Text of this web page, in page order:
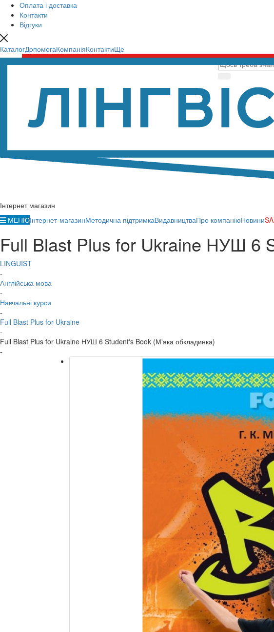
Оплата і доставка
Контакти
Відгуки
КаталогДопомогаКомпаніяКонтактиЩе
Інтернет магазин
МЕНЮІнтернет-магазинМетодична підтримкаВидавництваПро компаніюНовини
Full Blast Plus for Ukraine НУШ 6
LINGUIST
-
Англійська мова
-
Навчальні курси
-
Full Blast Plus for Ukraine
-
Full Blast Plus for Ukraine НУШ 6 Student's Book (М'яка обкладинка)
-